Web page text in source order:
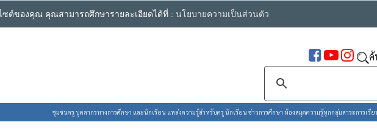
ต์ของคุณ คุณสามารถศึกษารายละเอียดได้ที่ : นโยบายความเป็นส่วนตัว
ค้
ชุมชนครู บุคลากรทางการศึกษา และนักเรียน แหล่งความรู้สำหรับครู นักเรียน ข่าวการศึกษา ห้องสมุดความรู้ทุกกลุ่มสาระการเ